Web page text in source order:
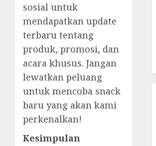
sosial untuk
mendapatkan update
terbaru tentang
produk, promosi, dan
acara khusus. Jangan
lewatkan peluang
untuk mencoba snack
baru yang akan kami
perkenalkan!
Kesimpulan